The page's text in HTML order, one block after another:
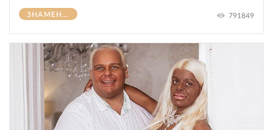
ЗНАМЕНИТОСТИ 791849